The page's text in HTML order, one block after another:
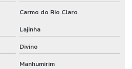
Carmo do Rio Claro
Lajinha
Divino
Manhumirim